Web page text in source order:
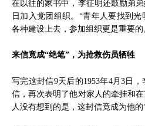
在以往的家书中，李征明还鼓励弟
日加入党团组织。“青年人要找到
各种建设上去，参加组织更是重要的
来信竟成“绝笔”，为抢救伤员牺牲
写完这封信9天后的1953年4月3日
信，再次表明了他对家人的牵挂和
人没有想到的是，这封信竟成为他的“